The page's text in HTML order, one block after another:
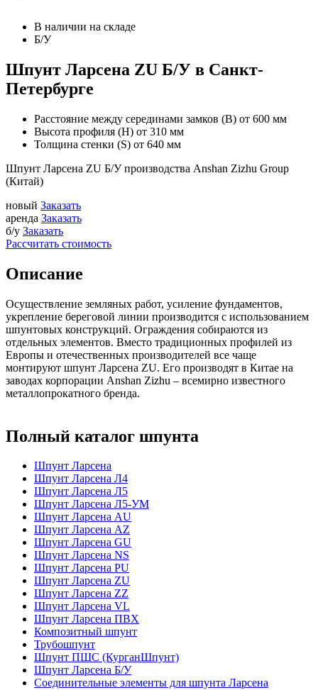
В наличии на складе
Б/У
Шпунт Ларсена ZU Б/У в Санкт-
Петербурге
Расстояние между серединами замков (В) от 600 мм
Высота профиля (Н) от 310 мм
Толщина стенки (S) от 640 мм
Шпунт Ларсена ZU Б/У производства Anshan Zizhu Group
(Китай)
новый Заказать
аренда Заказать
б/у Заказать
Рассчитать стоимость
Описание
Осуществление земляных работ, усиление фундаментов,
укрепление береговой линии производится с использованием
шпунтовых конструкций. Ограждения собираются из
отдельных элементов. Вместо традиционных профилей из
Европы и отечественных производителей все чаще
монтируют шпунт Ларсена ZU. Его производят в Китае на
заводах корпорации Anshan Zizhu – всемирно известного
металлопрокатного бренда.
Полный каталог шпунта
Шпунт Ларсена
Шпунт Ларсена Л4
Шпунт Ларсена Л5
Шпунт Ларсена Л5-УМ
Шпунт Ларсена AU
Шпунт Ларсена AZ
Шпунт Ларсена GU
Шпунт Ларсена NS
Шпунт Ларсена PU
Шпунт Ларсена ZU
Шпунт Ларсена ZZ
Шпунт Ларсена VL
Шпунт Ларсена ПВХ
Композитный шпунт
Трубошпунт
Шпунт ПШС (КурганШпунт)
Шпунт Ларсена Б/У
Соединительные элементы для шпунта Ларсена